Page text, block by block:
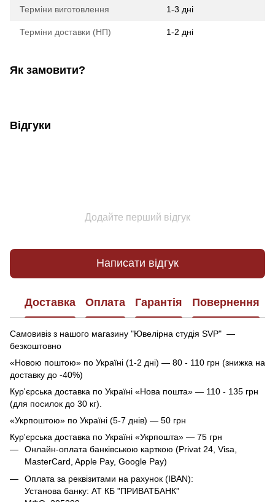
Терміни виготовлення 1-3 дні
Терміни доставки (НП) 1-2 дні
Як замовити?
Відгуки
Додайте перший відгук
Написати відгук
Доставка Оплата Гарантія Повернення
Самовивіз з нашого магазину "Ювелірна студія SVP" —
безкоштовно
«Новою поштою» по Україні (1-2 дні) — 80 - 110 грн (знижка на
доставку до -40%)
Кур'єрська доставка по Україні «Нова пошта» — 110 - 135 грн
(для посилок до 30 кг).
«Укрпоштою» по Україні (5-7 днів) — 50 грн
Кур'єрська доставка по Україні «Укрпошта» — 75 грн
Онлайн-оплата банківською карткою (Privat 24, Visa,
MasterCard, Apple Pay, Google Pay)
Оплата за реквізитами на рахунок (IBAN):
Установа банку: АТ КБ "ПРИВАТБАНК”